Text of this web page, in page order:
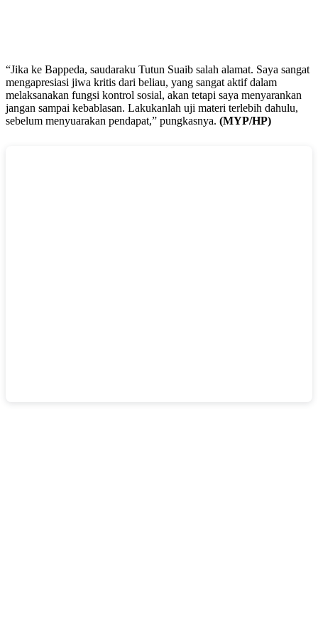
“Jika ke Bappeda, saudaraku Tutun Suaib salah alamat. Saya sangat
mengapresiasi jiwa kritis dari beliau, yang sangat aktif dalam
melaksanakan fungsi kontrol sosial, akan tetapi saya menyarankan
jangan sampai kebablasan. Lakukanlah uji materi terlebih dahulu,
sebelum menyuarakan pendapat,” pungkasnya. (MYP/HP)